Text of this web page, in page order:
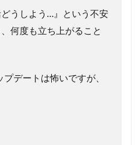
どうしよう…』という不安
何度も立ち上がること
デートは怖いですが、